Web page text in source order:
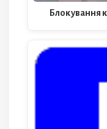
Блокування